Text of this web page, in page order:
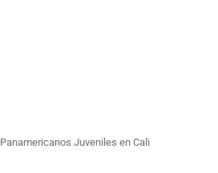
Juveniles en Cali